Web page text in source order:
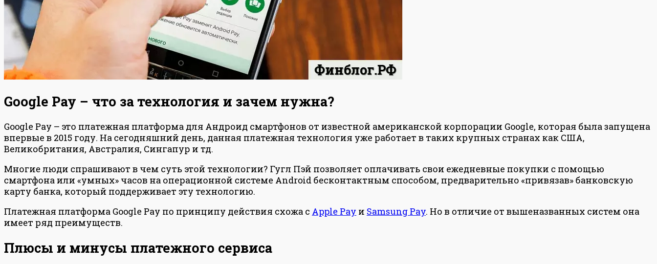
Google Pay – что за технология и зачем нужна?
Google Pay – это платежная платформа для Андроид смартфонов от известной американской корпорации Google, которая была запущена
впервые в 2015 году. На сегодняшний день, данная платежная технология уже работает в таких крупных странах как США,
Великобритания, Австралия, Сингапур и тд.
Многие люди спрашивают в чем суть этой технологии? Гугл Пэй позволяет оплачивать свои ежедневные покупки с помощью
смартфона или «умных» часов на операционной системе Android бесконтактным способом, предварительно «привязав» банковскую
карту банка, который поддерживает эту технологию.
Платежная платформа Google Pay по принципу действия схожа с Apple Pay и Samsung Pay. Но в отличие от вышеназванных систем она
имеет ряд преимуществ.
Плюсы и минусы платежного сервиса